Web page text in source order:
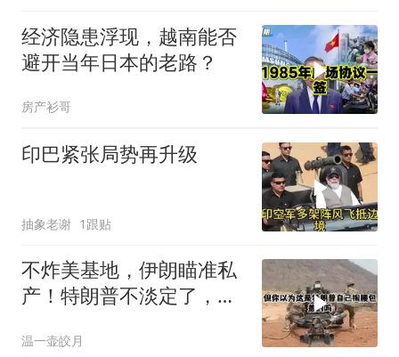
经济隐患浮现，越南能否
避开当年日本的老路？
房产衫哥
印巴紧张局势再升级
抽象老谢 1跟贴
不炸美基地，伊朗瞄准私
产！特朗普不淡定了，被
温一壶皎月